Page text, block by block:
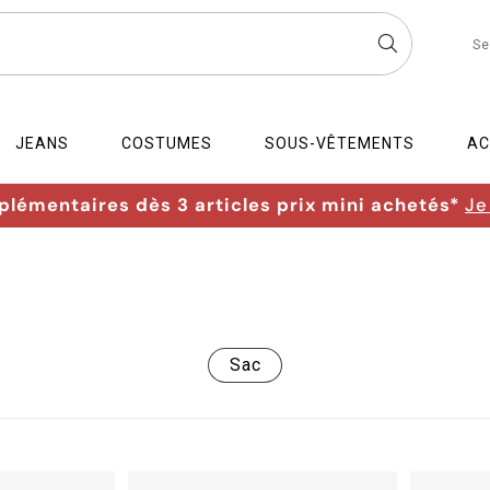
JEANS COSTUMES SOUS-VÊTEMENTS
dès 3 articles prix mini achetés*
Sac